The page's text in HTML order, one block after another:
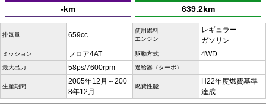
-km 639.2km
排気量 659cc
使用燃料
エンジン
レギュラー
ガソリン
ミッション フロア4AT 駆動方式 4WD
最大出力 58ps/7600rpm 過給器（ターボ） -
生産期間
2005年12月～200
8年12月
燃費性能
H22年度燃費基準
達成